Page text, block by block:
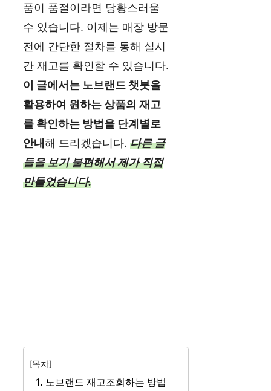
품이 품절이라면 당황스러울
수 있습니다. 이제는 매장 방문
전에 간단한 절차를 통해 실시
간 재고를 확인할 수 있습니다.
이 글에서는 노브랜드 챗봇을
활용하여 원하는 상품의 재고
를 확인하는 방법을 단계별로
안내해 드리겠습니다. 다른 글
들을 보기 불편해서 제가 직접
만들었습니다.
[목차]
1. 노브랜드 재고조회하는 방법